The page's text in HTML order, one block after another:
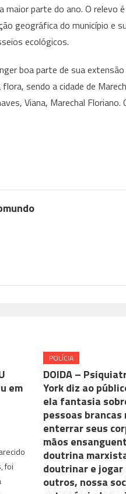
maior parte do ano. O
geográfica do município e
ecológicos.
boa parte de sua
sendo a cidade de
Viana, Marechal
em
foi
POLÍCIA
DOIDA –
York diz ao
ela fantasia
pessoas brancas
enterrar seus
mãos
doutrina
doutrinar e jogar
outros, nossa